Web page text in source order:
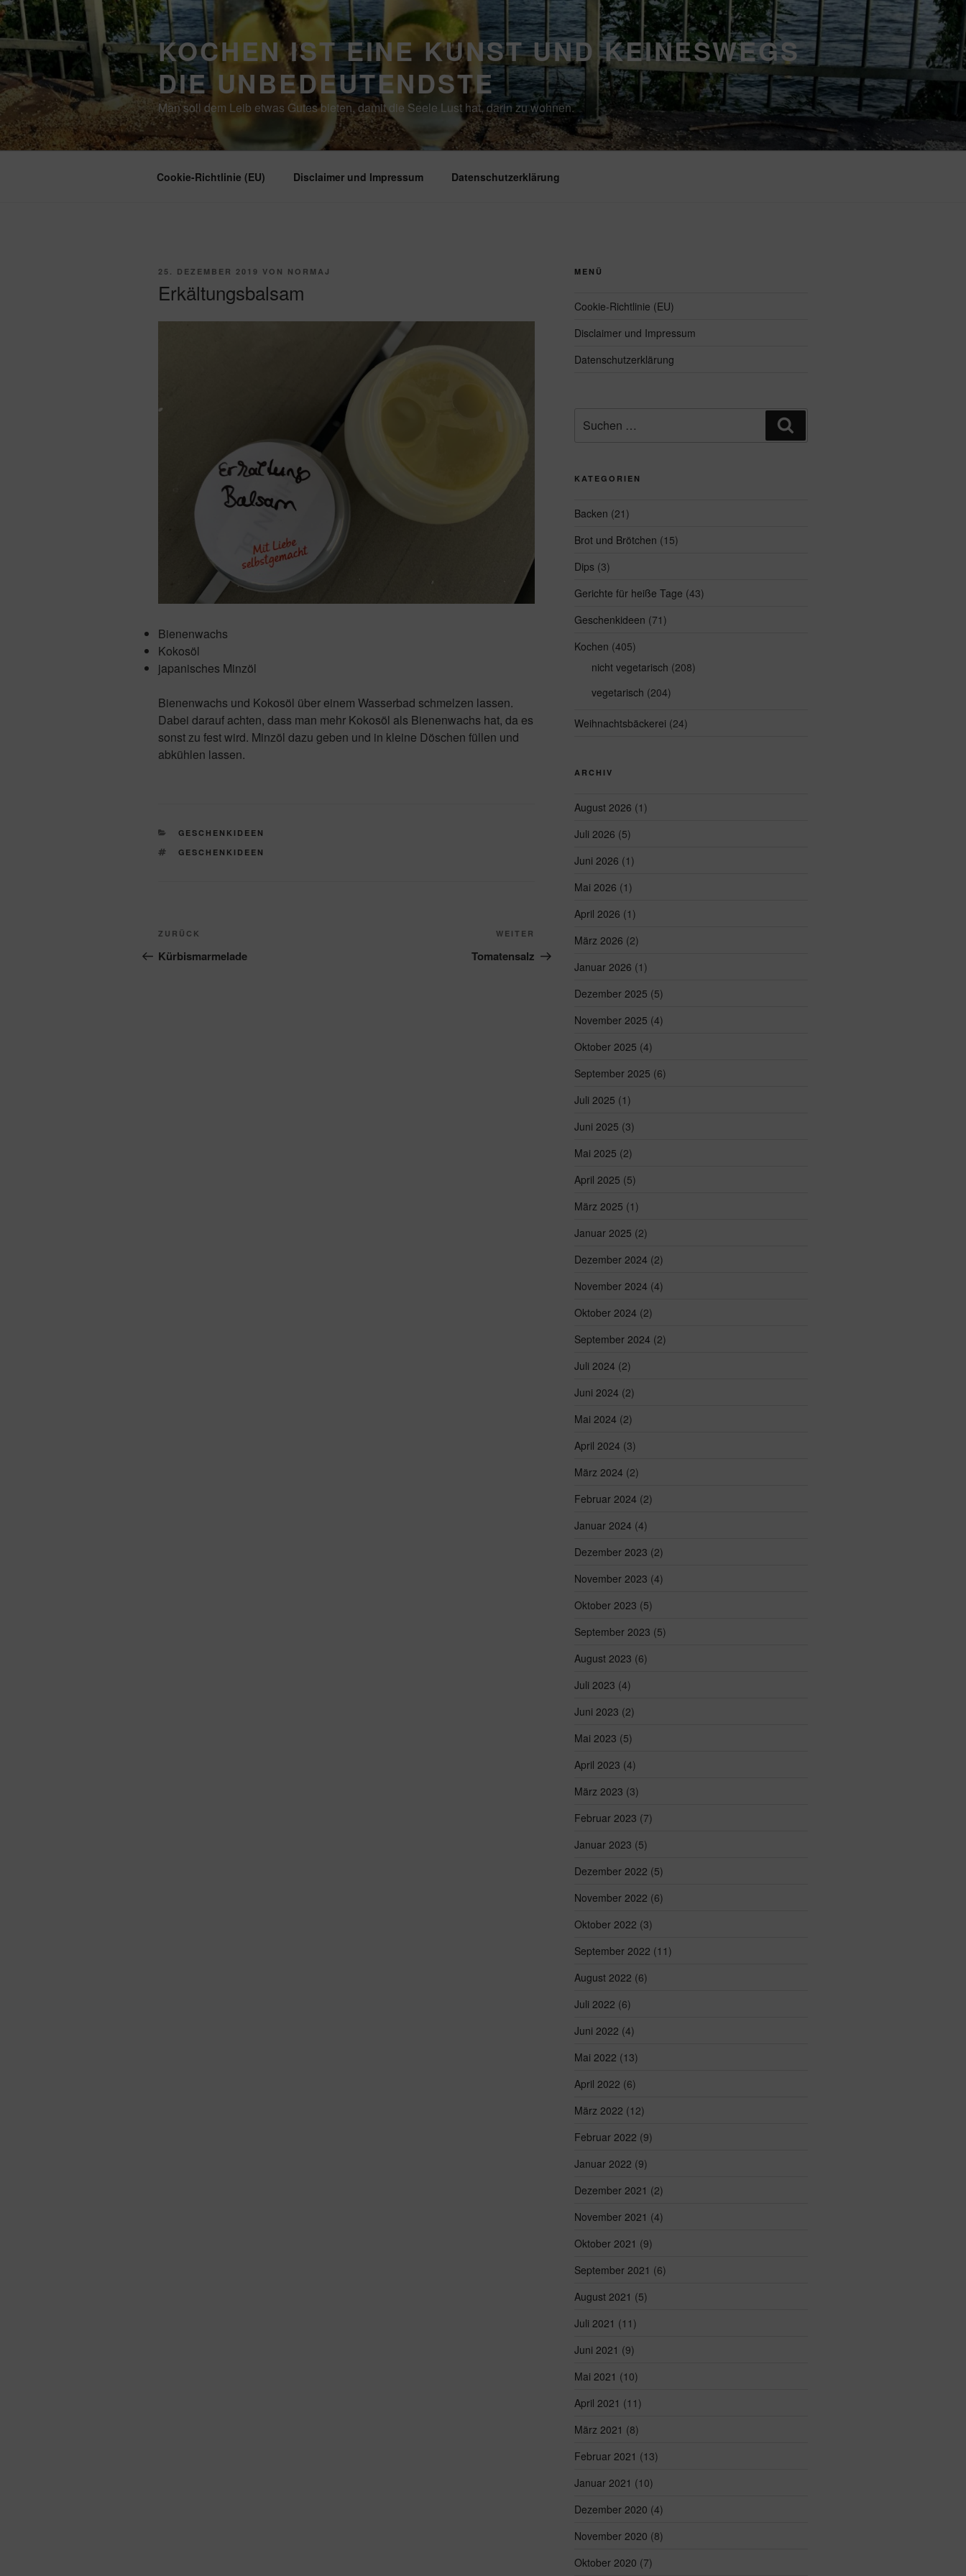
Zum
Inhalt
springen
KOCHEN IST EINE KUNST UND KEINESWEGS
DIE UNBEDEUTENDSTE
Man soll dem Leib etwas Gutes bieten, damit die Seele Lust hat, darin zu wohnen.
Cookie-Richtlinie (EU) Disclaimer und Impressum Datenschutzerklärung
VERÖFFENTLICHT
25. DEZEMBER 2019 VON NORMAJ
Erkältungsbalsam
Bienenwachs
Kokosöl
japanisches Minzöl
Bienenwachs und Kokosöl über einem Wasserbad schmelzen lassen.
Dabei darauf achten, dass man mehr Kokosöl als Bienenwachs hat, da es
sonst zu fest wird. Minzöl dazu geben und in kleine Döschen füllen und
abkühlen lassen.
KATEGORIEN
GESCHENKIDEEN
SCHLAGWÖRTER
GESCHENKIDEEN
Beitragsnavigation
Vorheriger
Beitrag
ZURÜCK
Kürbismarmelade
Nächster
Beitrag
WEITER
Tomatensalz
MENÜ
Cookie-Richtlinie (EU)
Disclaimer und Impressum
Datenschutzerklärung
nach:
KATEGORIEN
Backen (21)
Brot und Brötchen (15)
Dips(3)
Gerichte für heiße Tage (43)
Geschenkideen (71)
Kochen (405)
nicht vegetarisch (208)
vegetarisch (204)
Weihnachtsbäckerei (24)
ARCHIV
August 2026 (1)
Juli 2026 (5)
Juni 2026 (1)
Mai 2026 (1)
April 2026 (1)
März 2026 (2)
Januar 2026 (1)
Dezember 2025 (5)
November 2025 (4)
Oktober 2025 (4)
September 2025 (6)
Juli 2025 (1)
Juni 2025 (3)
Mai 2025 (2)
April 2025 (5)
März 2025 (1)
Januar 2025 (2)
Dezember 2024 (2)
November 2024 (4)
Oktober 2024 (2)
September 2024 (2)
Juli 2024 (2)
Juni 2024 (2)
Mai 2024 (2)
April 2024 (3)
März 2024 (2)
Februar 2024 (2)
Januar 2024 (4)
Dezember 2023 (2)
November 2023 (4)
Oktober 2023 (5)
September 2023 (5)
August 2023 (6)
Juli 2023 (4)
Juni 2023 (2)
Mai 2023 (5)
April 2023 (4)
März 2023 (3)
Februar 2023 (7)
Januar 2023 (5)
Dezember 2022 (5)
November 2022 (6)
Oktober 2022 (3)
September 2022 (11)
August 2022 (6)
Juli 2022 (6)
Juni 2022 (4)
Mai 2022 (13)
April 2022 (6)
März 2022 (12)
Februar 2022 (9)
Januar 2022 (9)
Dezember 2021 (2)
November 2021 (4)
Oktober 2021 (9)
September 2021 (6)
August 2021 (5)
Juli 2021 (11)
Juni 2021 (9)
Mai 2021 (10)
April 2021 (11)
März 2021 (8)
Februar 2021 (13)
Januar 2021 (10)
Dezember 2020 (4)
November 2020 (8)
Oktober 2020 (7)